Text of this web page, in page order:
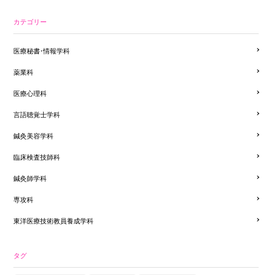
カテゴリー
医療秘書・情報学科
薬業科
医療心理科
言語聴覚士学科
鍼灸美容学科
臨床検査技師科
鍼灸師学科
専攻科
東洋医療技術教員養成学科
タグ